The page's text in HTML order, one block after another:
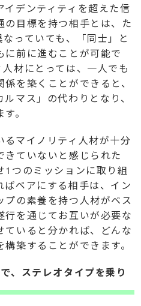
デンティティを超えた信
目標を持つ相手とは、た
っていても、「同士」と
に前に進むことが可能で
材にとっては、一人でも
を築くことができると、
マス」の代わりとなり、
。
マイノリティ人材が十分
ていないと感じられた
1つのミッションに取り組
ばペアにする相手は、イン
プの素養を持つ人材がベス
行を通じてお互いが必要な
いると分かれば、どんな
築することができます。
、ステレオタイプを乗り